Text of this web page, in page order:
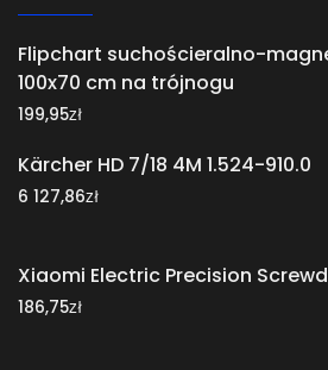
Flipchart suchościeralno-
100x70 cm na trójnogu
199,95zł
Kärcher HD 7/18 4M 1.524-910.0
6 127,86zł
Xiaomi Electric Precision
186,75zł